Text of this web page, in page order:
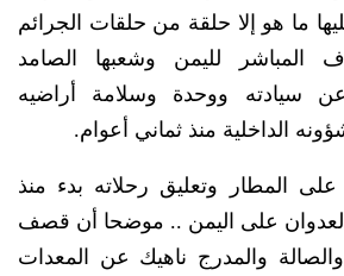
ما هو إلا حلقة من حلقات الجرائم
المباشر لليمن وشعبها الصامد
سيادته ووحدة وسلامة أراضيه
الداخلية منذ ثماني أعوام.
المطار وتعليق رحلاته بدء منذ
العدوان على اليمن .. موضحا أن قصف
والمدرج ناهيك عن المعدات